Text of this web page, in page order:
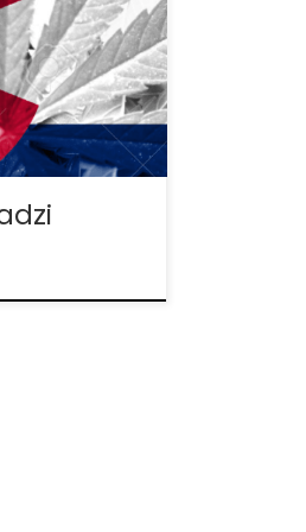
federalny nie
mówi, że
gospodarka
na celu